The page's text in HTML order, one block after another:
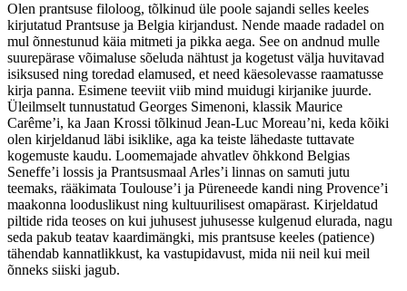
Olen prantsuse filoloog, tõlkinud üle poole sajandi selles keeles
kirjutatud Prantsuse ja Belgia kirjandust. Nende maade radadel on
mul õnnestunud käia mitmeti ja pikka aega. See on andnud mulle
suurepärase võimaluse sõeluda nähtust ja kogetust välja huvitavad
isiksused ning toredad elamused, et need käesolevasse raamatusse
kirja panna. Esimene teeviit viib mind muidugi kirjanike juurde.
Üleilmselt tunnustatud Georges Simenoni, klassik Maurice
Carême’i, ka Jaan Krossi tõlkinud Jean-Luc Moreau’ni, keda kõiki
olen kirjeldanud läbi isiklike, aga ka teiste lähedaste tuttavate
kogemuste kaudu. Loomemajade ahvatlev õhkkond Belgias
Seneffe’i lossis ja Prantsusmaal Arles’i linnas on samuti jutu
teemaks, rääkimata Toulouse’i ja Püreneede kandi ning Provence’i
maakonna looduslikust ning kultuurilisest omapärast. Kirjeldatud
piltide rida teoses on kui juhusest juhusesse kulgenud elurada, nagu
seda pakub teatav kaardimängki, mis prantsuse keeles (patience)
tähendab kannatlikkust, ka vastupidavust, mida nii neil kui meil
õnneks siiski jagub.